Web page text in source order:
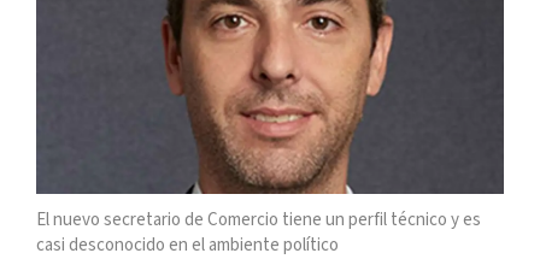
El nuevo secretario de Comercio tiene un perfil técnico y es
casi desconocido en el ambiente político